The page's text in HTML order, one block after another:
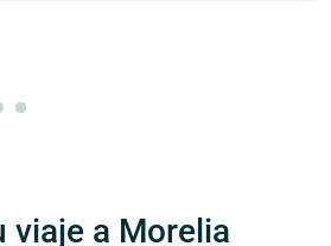
viaje a Morelia